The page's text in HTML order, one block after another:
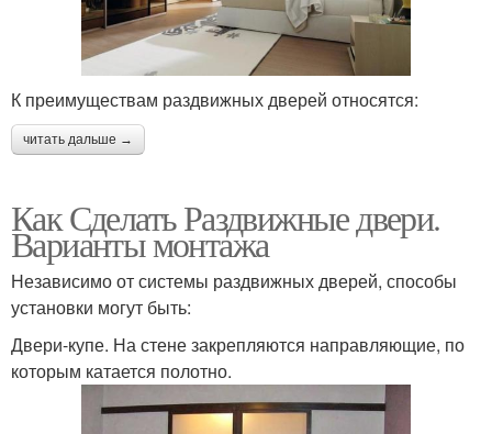
Подвесные двери Двери для гардероба
Раздвижные
перегородки
К преимуществам раздвижных дверей относятся:
читать дальше →
Как Сделать Раздвижные двери.
Варианты монтажа
Независимо от системы раздвижных дверей, способы
установки могут быть:
Двери-купе. На стене закрепляются направляющие, по
которым катается полотно.